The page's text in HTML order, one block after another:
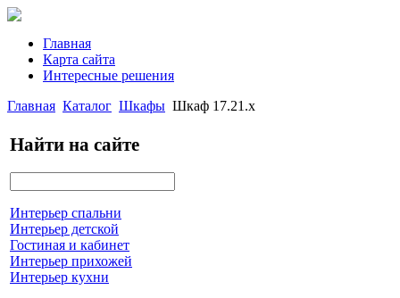
Главная
Карта сайта
Интересные решения
Главная Каталог Шкафы Шкаф 17.21.х
Найти на сайте
Интерьер спальни
Интерьер детской
Гостиная и кабинет
Интерьер прихожей
Интерьер кухни